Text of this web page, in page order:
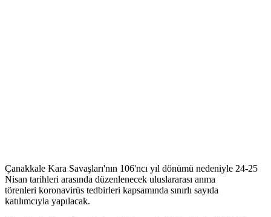
Çanakkale Kara Savaşları'nın 106'ncı yıl dönümü nedeniyle 24-25
Nisan tarihleri arasında düzenlenecek uluslararası anma
törenleri koronavirüs tedbirleri kapsamında sınırlı sayıda
katılımcıyla yapılacak.